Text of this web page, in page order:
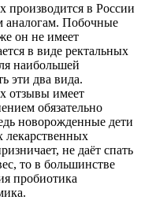
в России
аналогам. Побочные
он не имеет
в виде ректальных
наибольшей
эти два вида.
отзывы имеет
обязательно
новорожденные дети
лекарственных
не даёт спать
то в большинстве
пробиотика